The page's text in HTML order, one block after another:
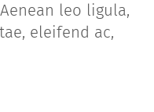
leo ligula,
eleifend ac,